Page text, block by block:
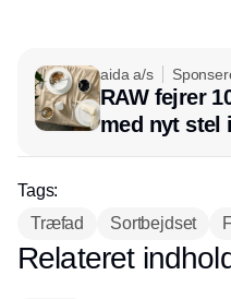
aida a/s
RAW fejrer
med nyt
Tags:
Træfad
Sortbejdset
Relateret